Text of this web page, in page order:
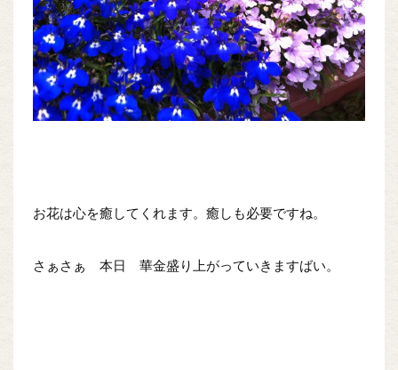
お花は心を癒してくれます。癒しも必要ですね。
さぁさぁ 本日 華金盛り上がっていきますばい。